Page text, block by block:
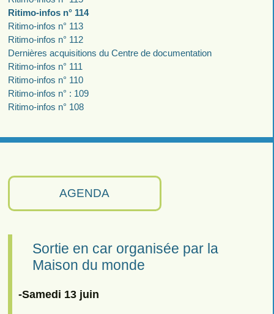
AGENDA
Sortie en car organisée par la
Maison du monde
-Samedi 13 juin
Ritimo-infos n° 114
Ritimo-infos n° 113
Ritimo-infos n° 112
Dernières acquisitions du Centre de documentation
Ritimo-infos n° 111
Ritimo-infos n° 110
Ritimo-infos n° : 109
Ritimo-infos n° 108